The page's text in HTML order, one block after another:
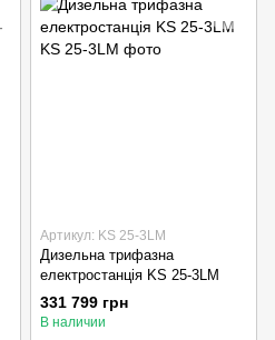
Артикул: KS 25-3LM
Дизельна трифазна
електростанція KS 25-3LM
331 799 грн
В наличии